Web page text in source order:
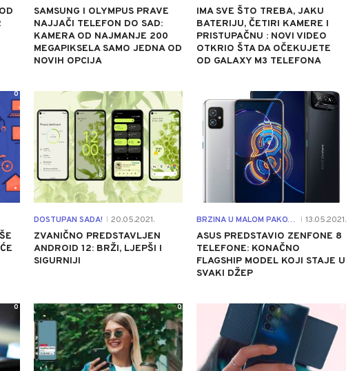
SAMSUNG I OLYMPUS PRAVE
NAJJAČI TELEFON DO SAD:
KAMERA OD NAJMANJE 200
MEGAPIKSELA SAMO JEDNA OD
NOVIH OPCIJA
IMA SVE ŠTO TREBA, JAKU
BATERIJU, ČETIRI KAMERE I
PRISTUPAČNU : NOVI VIDEO
OTKRIO ŠTA DA OČEKUJETE
OD GALAXY M3 TELEFONA
0
DOSTUPAN SADA! 20.05.2021.
ZVANIČNO PREDSTAVLJEN
ANDROID 12: BRŽI, LJEPŠI I
SIGURNIJI
0
BRZINA U MALOM PAKOVANJU 13.05.2021.
ASUS PREDSTAVIO ZENFONE 8
TELEFONE: KONAČNO
FLAGSHIP MODEL KOJI STAJE U
SVAKI DŽEP
0 0